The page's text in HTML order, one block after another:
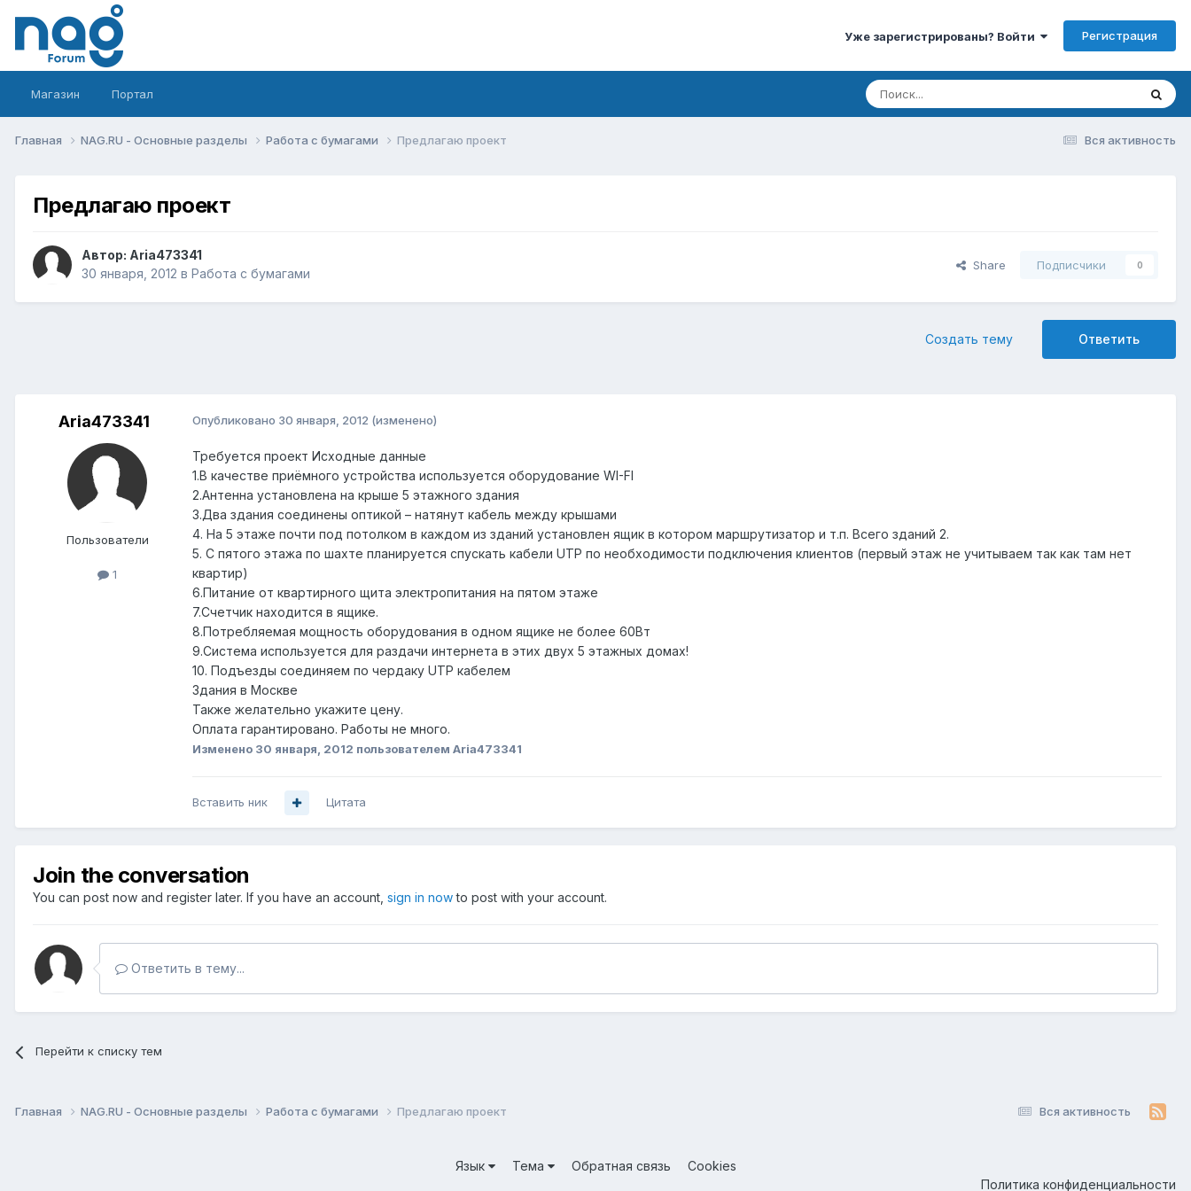
Уже зарегистрированы? Войти Регистрация
Магазин Портал
Вся активность
Главная NAG.RU - Основные разделы Работа с бумагами Предлагаю проект
Предлагаю проект
Автор: Aria473341
30 января, 2012 в Работа с бумагами
Share Подписчики 0
Ответить
Создать тему
Aria473341
Пользователи
1
Опубликовано 30 января, 2012 (изменено)
Требуется проект Исходные данные
1.В качестве приёмного устройства используется оборудование WI-FI
2.Антенна установлена на крыше 5 этажного здания
3.Два здания соединены оптикой – натянут кабель между крышами
4. На 5 этаже почти под потолком в каждом из зданий установлен ящик в котором маршрутизатор и т.п. Всего зданий 2.
5. С пятого этажа по шахте планируется спускать кабели UTP по необходимости подключения клиентов (первый этаж не учитываем так как там нет
квартир)
6.Питание от квартирного щита электропитания на пятом этаже
7.Счетчик находится в ящике.
8.Потребляемая мощность оборудования в одном ящике не более 60Вт
9.Система используется для раздачи интернета в этих двух 5 этажных домах!
10. Подъезды соединяем по чердаку UTP кабелем
Здания в Москве
Также желательно укажите цену.
Оплата гарантировано. Работы не много.
Изменено 30 января, 2012 пользователем Aria473341
Вставить ник Цитата
Join the conversation
You can post now and register later. If you have an account, sign in nowto post with your account.
Ответить в тему...
Перейти к списку тем
Вся активность
Главная NAG.RU - Основные разделы Работа с бумагами Предлагаю проект
Язык Тема Обратная связь
Cookies
Политика конфиденциальности